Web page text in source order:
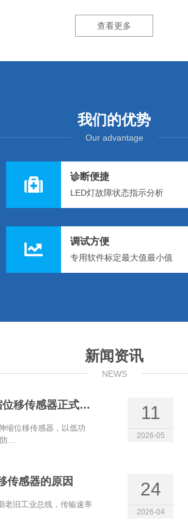
查看更多
我们的优势
Our advantage
诊断便捷
LED灯故障状态指示分析
调试方便
专用软件标定最大值最小值
新闻资讯
NEWS
博尔森电流两线制+HART磁致伸缩位移传感器正式上线
缩位移传感器，以低功
...
11
2026-05
传感器的原因
老旧工业总线，传输速率
24
2026-04